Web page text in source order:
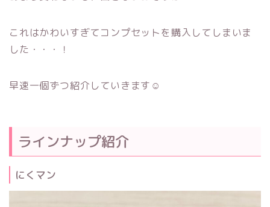
これはかわいすぎてコンプセットを購入してしまいま
した・・・！
早速一個ずつ紹介していきます☺
ラインナップ紹介
にくマン